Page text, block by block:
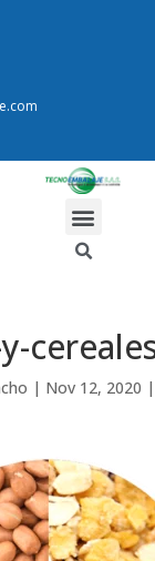
| Nov 12, 2020 |